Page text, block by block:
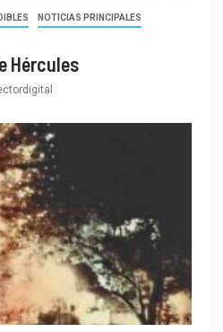
NOTICIAS PRINCIPALES
Hércules